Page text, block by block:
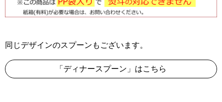
同じデザインのスプーンもございます。
「ディナースプーン」はこちら